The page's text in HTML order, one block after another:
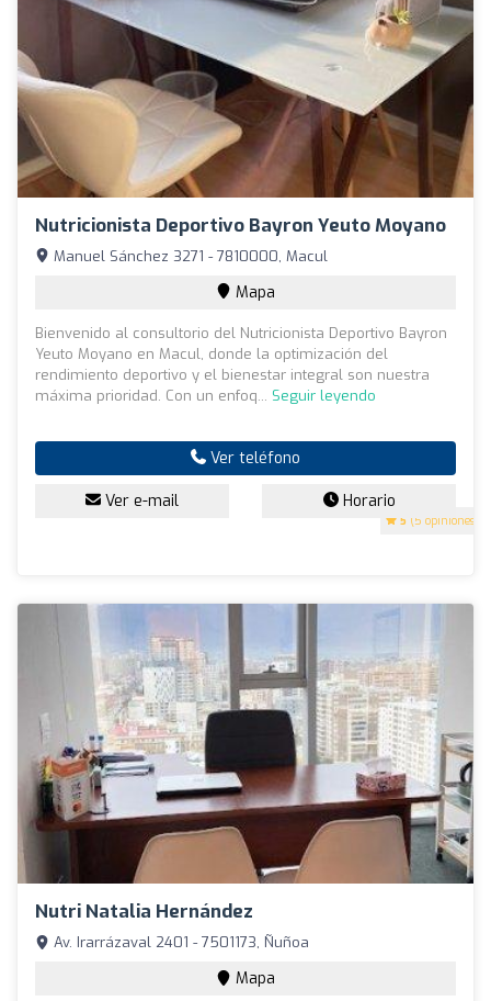
Nutricionista Deportivo Bayron Yeuto Moyano
5 (5 opiniones)
Manuel Sánchez 3271 - 7810000, Macul
Mapa
Bienvenido al consultorio del Nutricionista Deportivo Bayron
Yeuto Moyano en Macul, donde la optimización del
rendimiento deportivo y el bienestar integral son nuestra
máxima prioridad. Con un enfoq... Seguir leyendo
Ver teléfono
Ver e-mail Horario
Nutri Natalia Hernández
Av. Irarrázaval 2401 - 7501173, Ñuñoa
Mapa